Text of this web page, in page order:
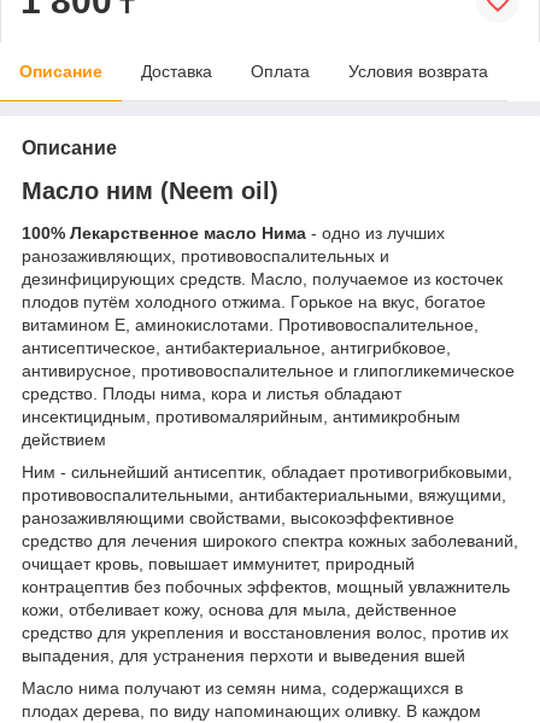
Описание Доставка Оплата Условия возврата
Описание
Масло ним (Neem oil)
100% Лекарственное масло Нима - одно из лучших
ранозаживляющих, противовоспалительных и
дезинфицирующих средств. Масло, получаемое из косточек
плодов путём холодного отжима. Горькое на вкус, богатое
витамином Е, аминокислотами. Противовоспалительное,
антисептическое, антибактериальное, антигрибковое,
антивирусное, противовоспалительное и глипогликемическое
средство. Плоды нима, кора и листья обладают
инсектицидным, противомалярийным, антимикробным
действием
Ним - сильнейший антисептик, обладает противогрибковыми,
противовоспалительными, антибактериальными, вяжущими,
ранозаживляющими свойствами, высокоэффективное
средство для лечения широкого спектра кожных заболеваний,
очищает кровь, повышает иммунитет, природный
контрацептив без побочных эффектов, мощный увлажнитель
кожи, отбеливает кожу, основа для мыла, действенное
средство для укрепления и восстановления волос, против их
выпадения, для устранения перхоти и выведения вшей
Масло нима получают из семян нима, содержащихся в
плодах дерева, по виду напоминающих оливку. В каждом